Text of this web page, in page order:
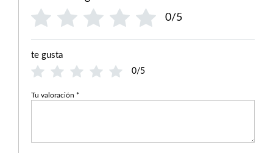
0/5
te gusta
0/5
Tu valoración *